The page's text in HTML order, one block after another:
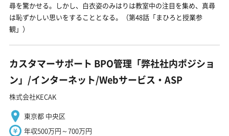
尋を驚かせる。しかし、白衣姿のみはりは教室中の注目を集め、真尋
は恥ずかしい思いをすることとなる。（第48話「まひろと授業参
観」）
カスタマーサポート BPO管理「弊社社内ポジショ
ン」/インターネット/Webサービス・ASP
株式会社KECAK
東京都 中央区
年収500万円～700万円